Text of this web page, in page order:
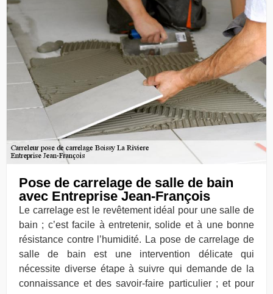
Pose de carrelage de salle de bain
avec Entreprise Jean-François
Le carrelage est le revêtement idéal pour une salle de
bain ; c’est facile à entretenir, solide et à une bonne
résistance contre l’humidité. La pose de carrelage de
salle de bain est une intervention délicate qui
nécessite diverse étape à suivre qui demande de la
connaissance et des savoir-faire particulier ; et pour